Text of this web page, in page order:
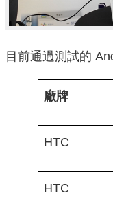
目前通過測試的
廠牌
HTC
HTC